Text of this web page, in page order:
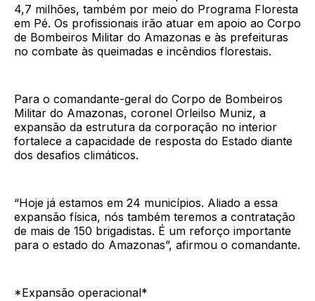
4,7 milhões, também por meio do Programa Floresta
em Pé. Os profissionais irão atuar em apoio ao Corpo
de Bombeiros Militar do Amazonas e às prefeituras
no combate às queimadas e incêndios florestais.
Para o comandante-geral do Corpo de Bombeiros
Militar do Amazonas, coronel Orleilso Muniz, a
expansão da estrutura da corporação no interior
fortalece a capacidade de resposta do Estado diante
dos desafios climáticos.
“Hoje já estamos em 24 municípios. Aliado a essa
expansão física, nós também teremos a contratação
de mais de 150 brigadistas. É um reforço importante
para o estado do Amazonas”, afirmou o comandante.
*Expansão operacional*